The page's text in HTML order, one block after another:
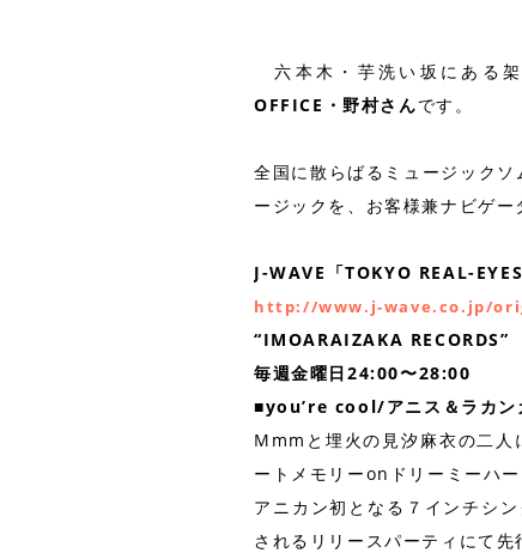
六本木・芋洗い坂にある
OFFICE・野村さんです。
全国に散らばるミュージック
ージックを、お客様兼ナビゲ
J-WAVE「TOKYO REAL-EYES
http://www.j-wave.co.jp/
“IMOARAIZAKA RECORDS”
毎週金曜日24:00〜28:00
■you’re cool/アニス＆ラカン
Mmmと埋火の見汐麻衣の二人
ートメモリーonドリーミーハー
アニカン初となる７インチシ
されるリリースパーティにて先